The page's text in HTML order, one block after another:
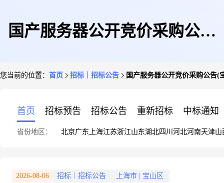
国产服务器公开竞价采购公告
您当前的位置： 首页 招标｜招标公告 国产服务器公开竞价采购公告(
首页 招标预告 招标公告 重新招标 中标通知
省份地区： 北京广东 上海江苏浙江山东湖北四川 河北河南天津山
2026-08-06 招标｜招标公告 上海市 宝山区